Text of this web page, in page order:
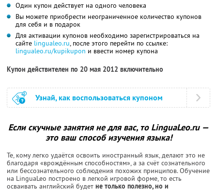
Один купон действует на одного человека
Вы можете приобрести неограниченное количество купонов
для себя и в подарок
Для активации купонов необходимо зарегистрироваться на
сайте lingualeo.ru, после этого перейти по ссылке:
lingualeo.ru/kupikupon и ввести номер купона
Купон действителен по 20 мая 2012 включительно
Узнай, как воспользоваться купоном
Если скучные занятия не для вас, то LinguaLeo.ru —
это ваш способ изучения языка!
Те, кому легко удаётся освоить иностранный язык, делают это не
благодаря «врождённым способностям», а за счёт сознательного
или бессознательного соблюдения похожих принципов. Обучение
на LinguaLeo построено в легкой игровой форме, то есть
осваивать английский будет не только полезно, но и